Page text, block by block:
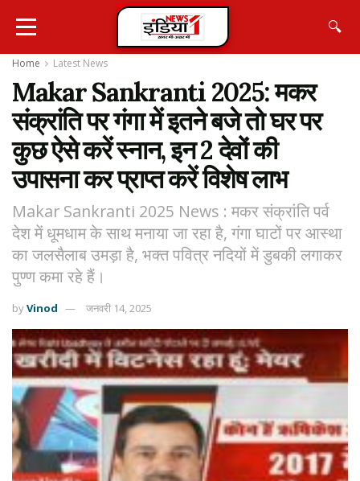
🔍
Home Latest News
Makar Sankranti 2025: मकर
संक्रांति पर गंगा में इतने बजे तो घर पर
कुछ ऐसे करें स्नान, इन 2 देवों की
उपासना कर प्राप्त करें विशेष लाभ
Makar Sankranti 2025 News : मकर संक्रांति पर्व
देश में धूमधाम के साथ मनाया जा रहा है, गंगा घाटों पर आस्था
का जलसैलाब उमड़ा है, भक्त पवित्र नदियों में डुबकी लगाकर
पुण्ण कमा रहे हैं।
byVinod जनवरी 14, 2025